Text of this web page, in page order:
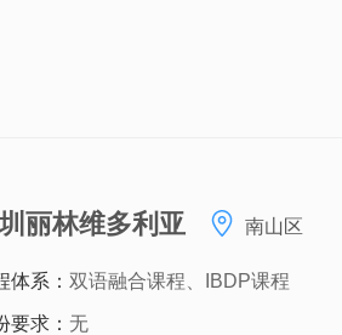
丽林维多利亚 南山区
体系： 双语融合课程、IBDP课程
要求： 无